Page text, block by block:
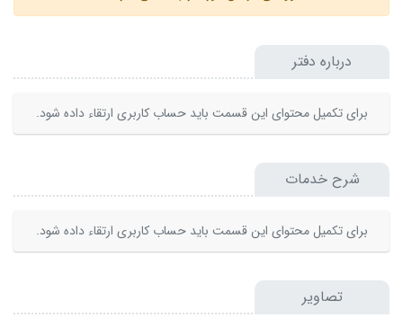
درباره دفتر
برای تکمیل محتوای این قسمت باید حساب کاربری ارتقاء داده شود.
شرح خدمات
برای تکمیل محتوای این قسمت باید حساب کاربری ارتقاء داده شود.
تصاویر